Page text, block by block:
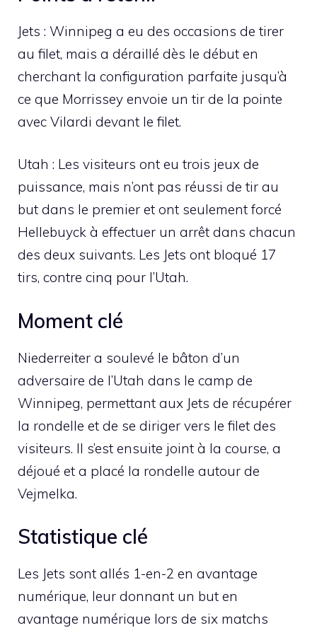
Jets : Winnipeg a eu des occasions de tirer
au filet, mais a déraillé dès le début en
cherchant la configuration parfaite jusqu’à
ce que Morrissey envoie un tir de la pointe
avec Vilardi devant le filet.
Utah : Les visiteurs ont eu trois jeux de
puissance, mais n’ont pas réussi de tir au
but dans le premier et ont seulement forcé
Hellebuyck à effectuer un arrêt dans chacun
des deux suivants. Les Jets ont bloqué 17
tirs, contre cinq pour l’Utah.
Moment clé
Niederreiter a soulevé le bâton d’un
adversaire de l’Utah dans le camp de
Winnipeg, permettant aux Jets de récupérer
la rondelle et de se diriger vers le filet des
visiteurs. Il s’est ensuite joint à la course, a
déjoué et a placé la rondelle autour de
Vejmelka.
Statistique clé
Les Jets sont allés 1-en-2 en avantage
numérique, leur donnant un but en
avantage numérique lors de six matchs